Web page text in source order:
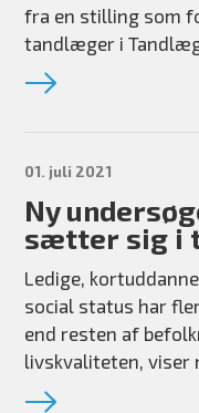
fra en stilling som
tandlæger i
01. juli 2021
Ny
sætter sig i
Ledige,
social status har
end resten af
livskvaliteten, viser